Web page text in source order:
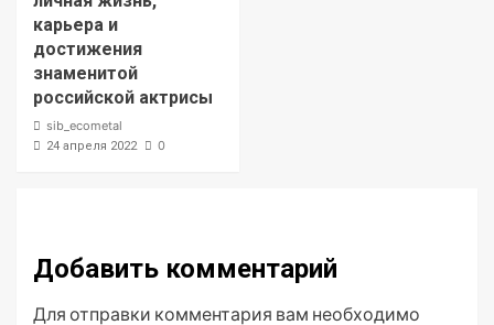
карьера и
достижения
знаменитой
российской актрисы
sib_ecometal
24 апреля 2022 0
Добавить комментарий
Для отправки комментария вам необходимо